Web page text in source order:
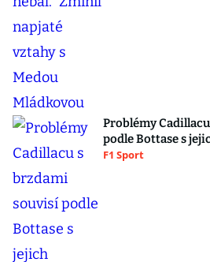
Problémy
podle Bottase s
F1 Sport